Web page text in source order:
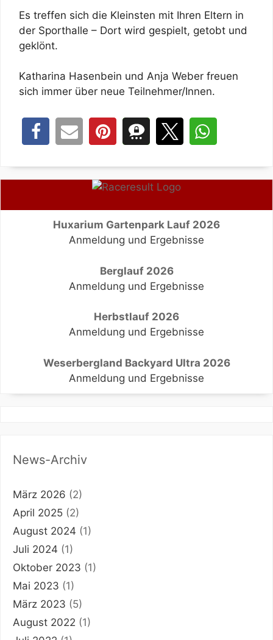
Es treffen sich die Kleinsten mit Ihren Eltern in
der Sporthalle – Dort wird gespielt, getobt und
geklönt.
Katharina Hasenbein und Anja Weber freuen
sich immer über neue Teilnehmer/Innen.
Huxarium Gartenpark Lauf 2026
Anmeldung und Ergebnisse
Berglauf 2026
Anmeldung und Ergebnisse
Herbstlauf 2026
Anmeldung und Ergebnisse
Weserbergland Backyard Ultra 2026
Anmeldung und Ergebnisse
News-Archiv
März 2026 (2)
April 2025 (2)
August 2024 (1)
Juli 2024 (1)
Oktober 2023 (1)
Mai 2023 (1)
März 2023 (5)
August 2022 (1)